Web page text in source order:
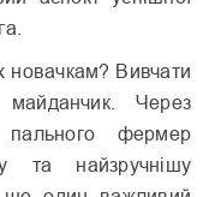
новачкам? Вивчати
Через
пального фермер
та найзручнішу